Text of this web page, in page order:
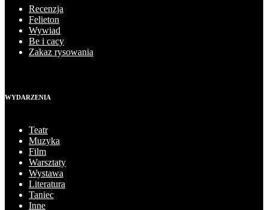
Recenzja
Felieton
Wywiad
Be i cacy
Zakaz rysowania
WYDARZENIA
Teatr
Muzyka
Film
Warsztaty
Wystawa
Literatura
Taniec
Inne